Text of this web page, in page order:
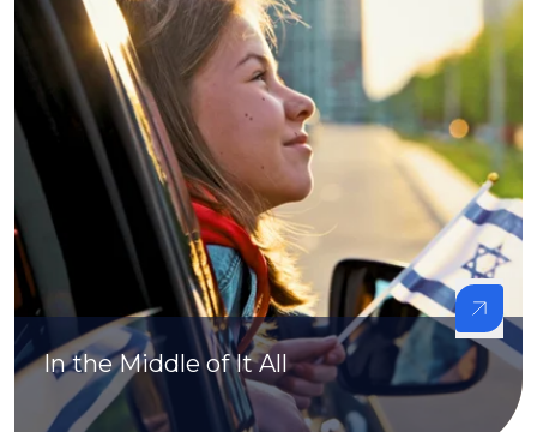
In the Middle of It All